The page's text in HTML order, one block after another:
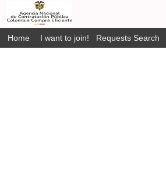
Home I want to join! Requests Search